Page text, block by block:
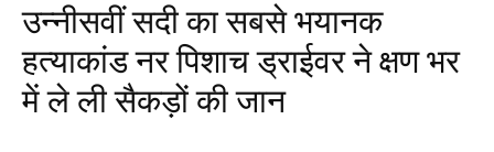
उन्नीसवीं सदी का सबसे भयानक
हत्याकांड नर पिशाच ड्राईवर ने क्षण भर
में ले ली सैकड़ों की जान